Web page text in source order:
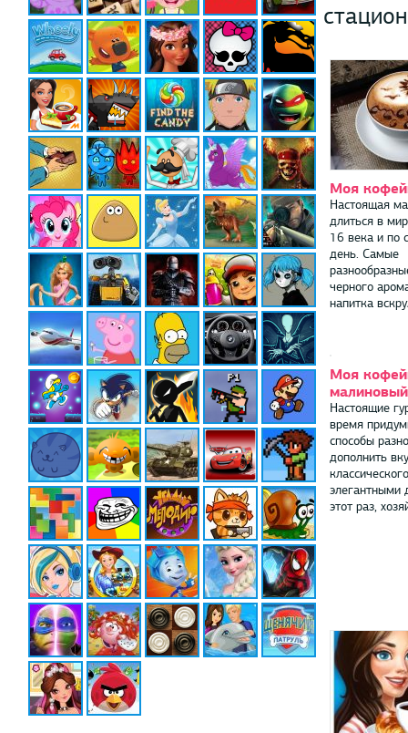
Моя
Настоящая
длиться в
16 века и по
день. Самые
черного
напитка
Моя
Настоящие
время
способы
дополнить
элегантными
этот раз,